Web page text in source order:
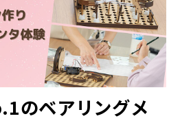
のベアリングメ